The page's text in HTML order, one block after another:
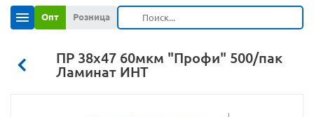
Опт Розница
ПР 38х47 60мкм "Профи" 500/пак
Ламинат ИНТ